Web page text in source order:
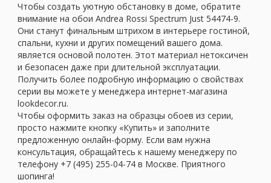
Чтобы создать уютную обстановку в доме, обратите
внимание на обои Andrea Rossi Spectrum Just 54474-9.
Они станут финальным штрихом в интерьере гостиной,
спальни, кухни и других помещений вашего дома.
является основой полотен. Этот материал нетоксичен
и безопасен даже при длительной эксплуатации.
Получить более подробную информацию о свойствах
серии вы можете у менеджера интернет-магазина
lookdecor.ru.
Чтобы оформить заказ на образцы обоев из серии,
просто нажмите кнопку «Купить» и заполните
предложенную онлайн-форму. Если вам нужна
консультация, обращайтесь к нашему менеджеру по
телефону +7 (495) 255-04-74 в Москве. Приятного
шопинга!